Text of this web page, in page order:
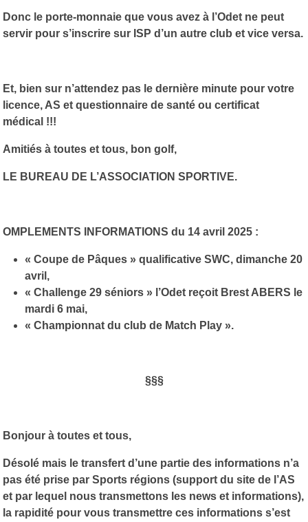
Donc le porte-monnaie que vous avez à l’Odet ne peut
servir pour s’inscrire sur ISP d’un autre club et vice versa.
Et, bien sur n’attendez pas le dernière minute pour votre
licence, AS et questionnaire de santé ou certificat
médical !!!
Amitiés à toutes et tous, bon golf,
LE BUREAU DE L’ASSOCIATION SPORTIVE.
OMPLEMENTS INFORMATIONS du 14 avril 2025 :
« Coupe de Pâques » qualificative SWC, dimanche 20
avril,
« Challenge 29 séniors » l’Odet reçoit Brest ABERS le
mardi 6 mai,
« Championnat du club de Match Play ».
§§§
Bonjour à toutes et tous,
Désolé mais le transfert d’une partie des informations n’a
pas été prise par Sports régions (support du site de l’AS
et par lequel nous transmettons les news et informations),
la rapidité pour vous transmettre ces informations s’est